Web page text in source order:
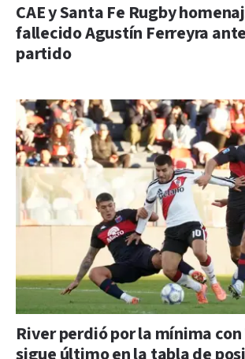
CAE y Santa Fe Rugby
fallecido Agustín Ferreyra
partido
River perdió por la mínima